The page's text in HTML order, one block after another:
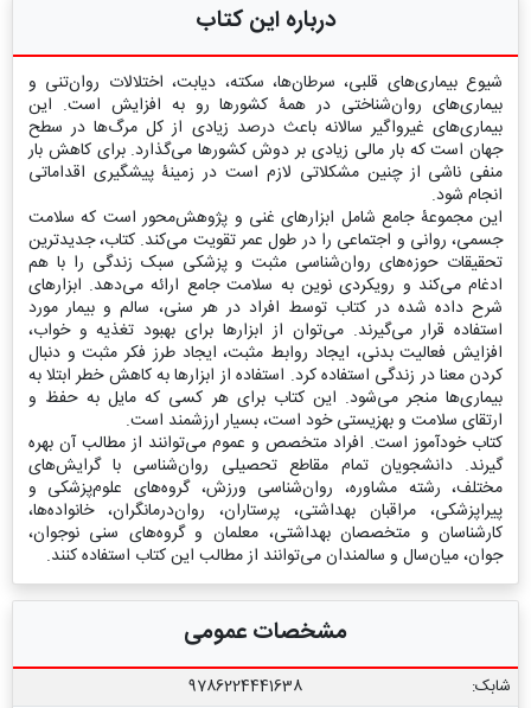
درباره این کتاب
شیوع بیماری‌های قلبی، سرطان‌ها، سکته، دیابت، اختلالات روان‌تنی و
بیماری‌های روان‌شناختی در همۀ کشورها رو به افزایش است. این
بیماری‌های غیرواگیر سالانه باعث درصد زیادی از کل مرگ‌ها در سطح
جهان است که بار مالی زیادی بر دوش کشورها می‌گذارد. برای کاهش بار
منفی ناشی از چنین مشکلاتی لازم است در زمینۀ پیشگیری اقداماتی
انجام شود.
این مجموعۀ جامع شامل ابزارهای غنی و پژوهش‌محور است که سلامت
جسمی، روانی و اجتماعی را در طول عمر تقویت می‌کند. کتاب، جدیدترین
تحقیقات حوزه‌های روان‌شناسی مثبت و پزشکی سبک زندگی را با هم
ادغام می‌کند و رویکردی نوین به سلامت جامع ارائه می‌دهد. ابزارهای
شرح داده شده در کتاب توسط افراد در هر سنی، سالم و بیمار مورد
استفاده قرار می‌گیرند. می‌توان از ابزارها برای بهبود تغذیه و خواب،
افزایش فعالیت بدنی، ایجاد روابط مثبت، ایجاد طرز فکر مثبت و دنبال
کردن معنا در زندگی استفاده کرد. استفاده از ابزارها به کاهش خطر ابتلا به
بیماری‌ها منجر می‌شود. این کتاب برای هر کسی که مایل به حفظ و
ارتقای سلامت و بهزیستی خود است، بسیار ارزشمند است.
کتاب خودآموز است. افراد متخصص و عموم می‌توانند از مطالب آن بهره
گیرند. دانشجویان تمام مقاطع تحصیلی روان‌شناسی با گرایش‌های
مختلف، رشته مشاوره، روا‌ن‌شناسی ورزش، گروه‌های علوم‌پزشکی و
پیرا‌پزشکی، مراقبان بهداشتی، پرستاران، روان‌درمانگران، خانواده‌ها،
کارشناسان و متخصصان بهداشتی، معلمان و گروه‌های سنی نوجوان،
جوان، میان‌سال و سالمندان می‌توانند از مطالب این کتاب استفاده کنند.
مشخصات عمومی
شابک:
9786224441638